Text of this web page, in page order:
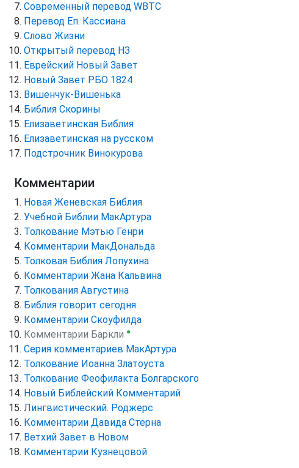
Cовременный перевод WBTC
Перевод Еп. Кассиана
Слово Жизни
Открытый перевод НЗ
Еврейский Новый Завет
Новый Завет РБО 1824
Вишенчук-Вишенька
Библия Скорины
Елизаветинская Библия
Елизаветинская на русском
Подстрочник Винокурова
Комментарии
Новая Женевская Библия
Учебной Библии МакАртура
Толкование Мэтью Генри
Комментарии МакДональда
Толковая Библия Лопухина
Комментарии Жана Кальвина
Толкования Августина
Библия говорит сегодня
Комментарии Скоуфилда
Комментарии Баркли ●
Серия комментариев МакАртура
Толкование Иоанна Златоуста
Толкование Феофилакта Болгарского
Новый Библейский Комментарий
Лингвистический. Роджерс
Комментарии Давида Стерна
Ветхий Завет в Новом
Комментарии Кузнецовой